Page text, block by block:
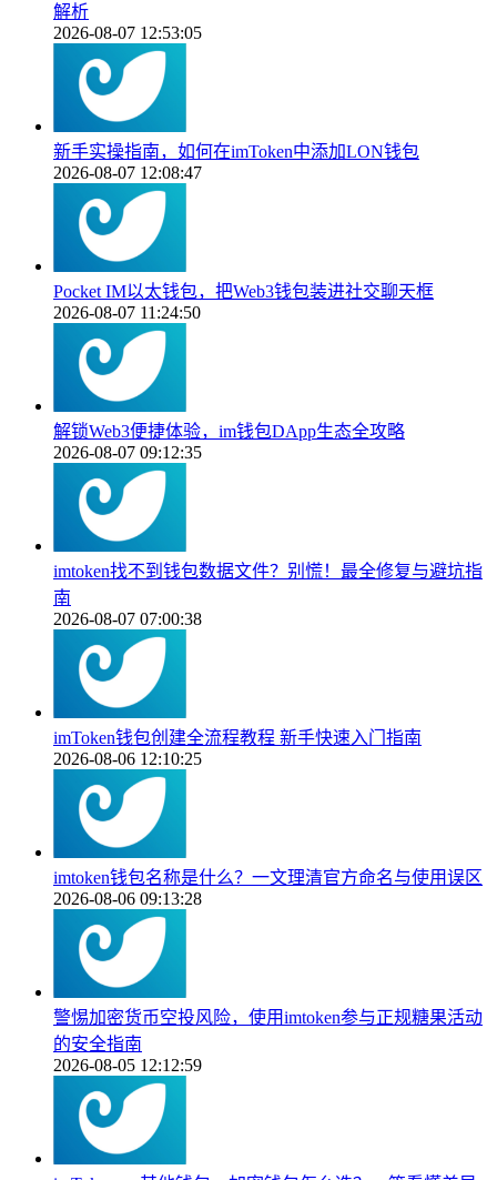
解析
2026-08-07 12:53:05
新手实操指南，如何在imToken中添加LON钱包
2026-08-07 12:08:47
Pocket IM以太钱包，把Web3钱包装进社交聊天框
2026-08-07 11:24:50
解锁Web3便捷体验，im钱包DApp生态全攻略
2026-08-07 09:12:35
imtoken找不到钱包数据文件？别慌！最全修复与避坑指
南
2026-08-07 07:00:38
imToken钱包创建全流程教程 新手快速入门指南
2026-08-06 12:10:25
imtoken钱包名称是什么？一文理清官方命名与使用误区
2026-08-06 09:13:28
警惕加密货币空投风险，使用imtoken参与正规糖果活动
的安全指南
2026-08-05 12:12:59